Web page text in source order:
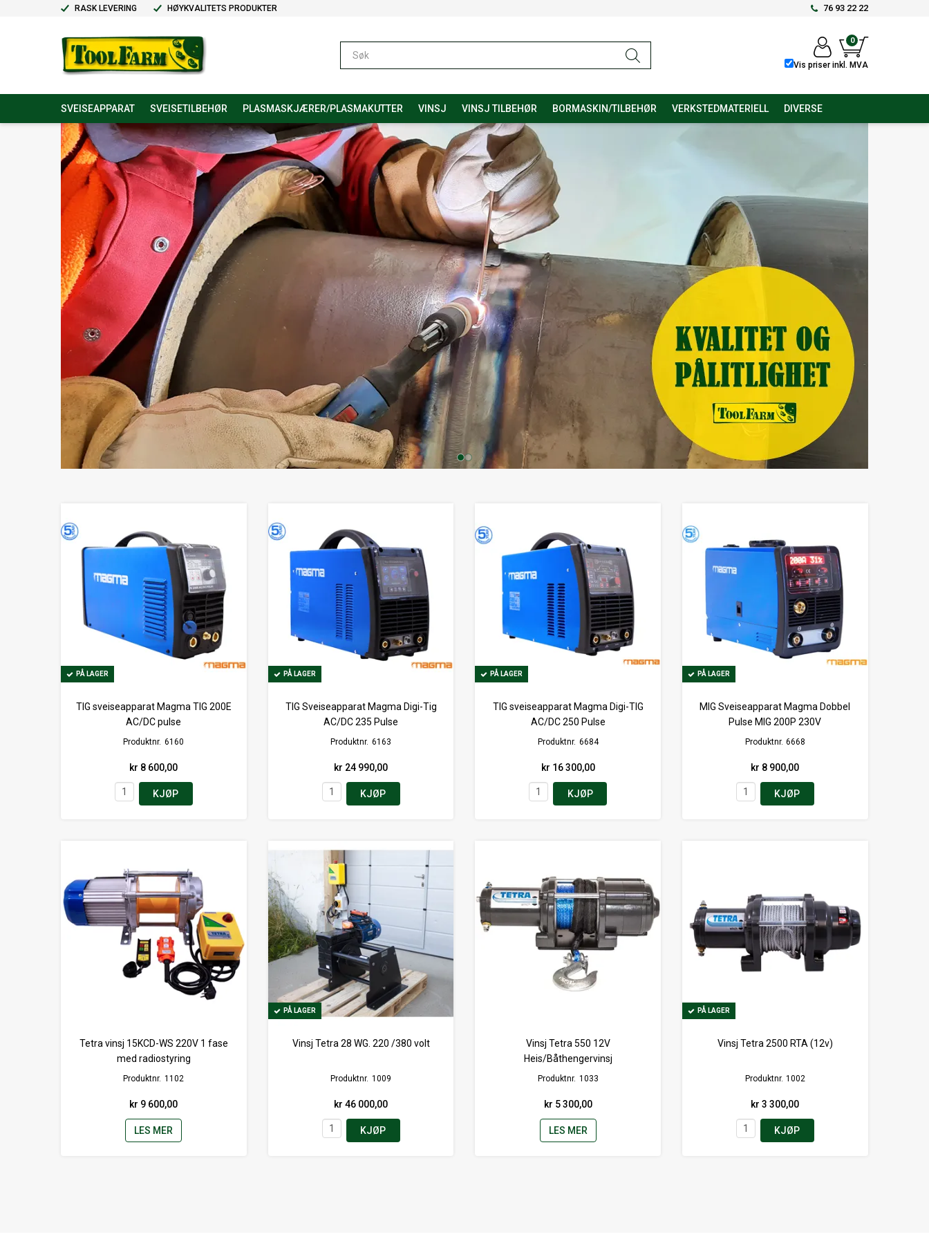
RASK LEVERING HØYKVALITETS PRODUKTER 76 93 22 22
0
Vis priser inkl. MVA
SVEISEAPPARAT SVEISETILBEHØR PLASMASKJÆRER/PLASMAKUTTER VINSJ VINSJ TILBEHØR BORMASKIN/TILBEHØR VERKSTEDMATERIELL DIVERSE
PÅ LAGER
PÅ LAGER
TIG sveiseapparat Magma TIG 200E
AC/DC pulse
Produktnr. 6160
kr 8 600,00
KJØP
PÅ LAGER
PÅ LAGER
TIG Sveiseapparat Magma Digi-Tig
AC/DC 235 Pulse
Produktnr. 6163
kr 24 990,00
KJØP
PÅ LAGER
PÅ LAGER
TIG sveiseapparat Magma Digi-TIG
AC/DC 250 Pulse
Produktnr. 6684
kr 16 300,00
KJØP
PÅ LAGER
PÅ LAGER
MIG Sveiseapparat Magma Dobbel
Pulse MIG 200P 230V
Produktnr. 6668
kr 8 900,00
KJØP
Tetra vinsj 15KCD-WS 220V 1 fase
med radiostyring
Produktnr. 1102
kr 9 600,00
LES MER
PÅ LAGER
PÅ LAGER
Vinsj Tetra 28 WG. 220 /380 volt
Produktnr. 1009
kr 46 000,00
KJØP
Vinsj Tetra 550 12V
Heis/Båthengervinsj
Produktnr. 1033
kr 5 300,00
LES MER
PÅ LAGER
PÅ LAGER
Vinsj Tetra 2500 RTA (12v)
Produktnr. 1002
kr 3 300,00
KJØP